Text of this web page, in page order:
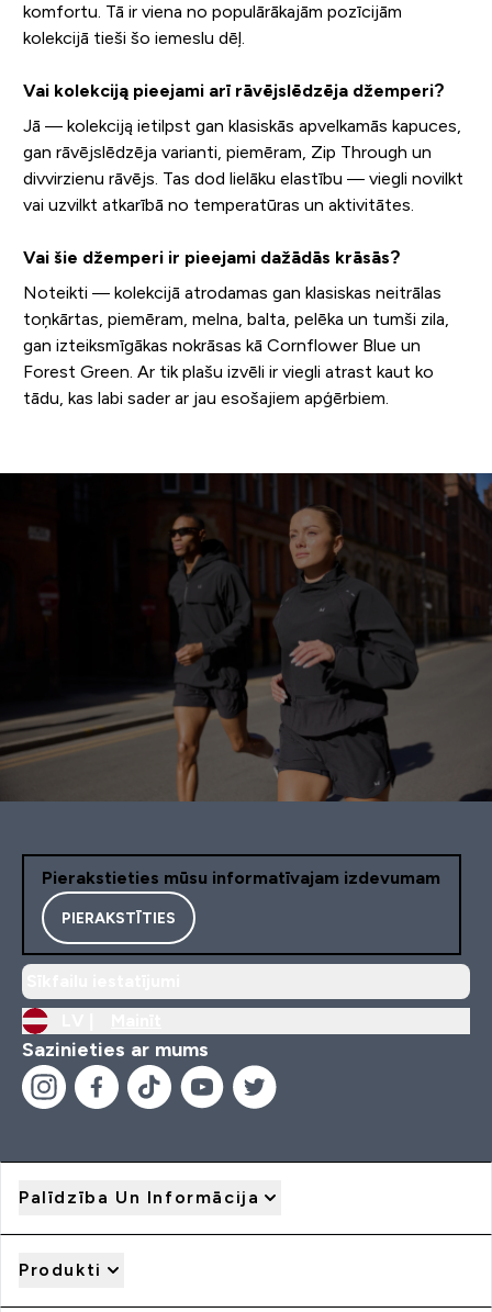
komfortu. Tā ir viena no populārākajām pozīcijām
kolekcijā tieši šo iemeslu dēļ.
Vai kolekciją pieejami arī rāvējslēdzēja džemperi?
Jā — kolekciją ietilpst gan klasiskās apvelkamās kapuces,
gan rāvējslēdzēja varianti, piemēram, Zip Through un
divvirzienu rāvējs. Tas dod lielāku elastību — viegli novilkt
vai uzvilkt atkarībā no temperatūras un aktivitātes.
Vai šie džemperi ir pieejami dažādās krāsās?
Noteikti — kolekcijā atrodamas gan klasiskas neitrālas
toņkārtas, piemēram, melna, balta, pelēka un tumši zila,
gan izteiksmīgākas nokrāsas kā Cornflower Blue un
Forest Green. Ar tik plašu izvēli ir viegli atrast kaut ko
tādu, kas labi sader ar jau esošajiem apģērbiem.
Pierakstieties mūsu informatīvajam izdevumam
PIERAKSTĪTIES
Sazinieties ar mums
Palīdzība Un Informācija
Produkti